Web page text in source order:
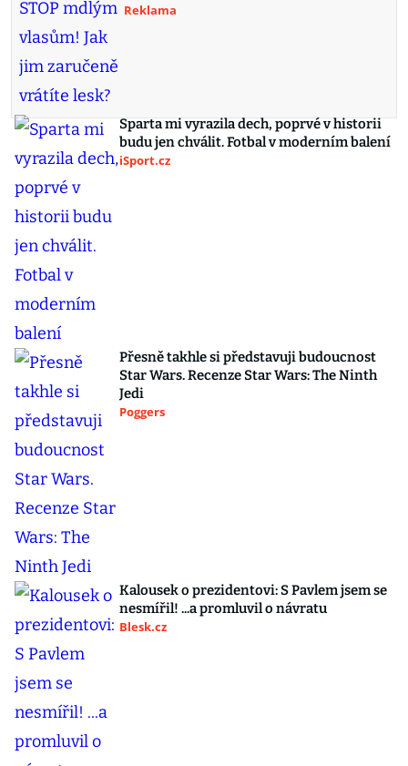
Reklama
Sparta mi vyrazila dech, poprvé v historii
budu jen chválit. Fotbal v moderním balení
iSport.cz
Přesně takhle si představuji budoucnost
Star Wars. Recenze Star Wars: The Ninth
Jedi
Poggers
Kalousek o prezidentovi: S Pavlem jsem se
nesmířil! ...a promluvil o návratu
Blesk.cz